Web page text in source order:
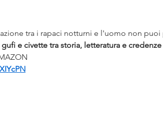
tra i rapaci notturni e l'uomo non
gufi e civette tra storia, letteratura e